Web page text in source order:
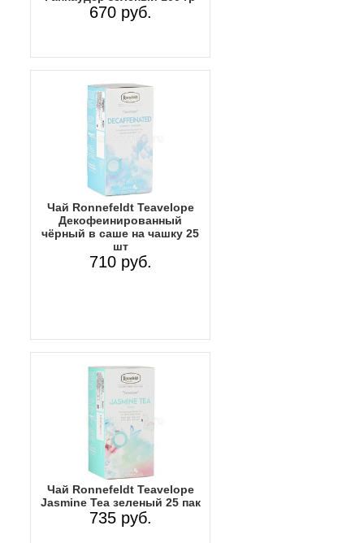
670 руб.
Чай Ronnefeldt Teavelope
Декофеинированный
чёрный в саше на чашку 25
шт
710 руб.
Чай Ronnefeldt Teavelope
Jasmine Tea зеленый 25 пак
735 руб.